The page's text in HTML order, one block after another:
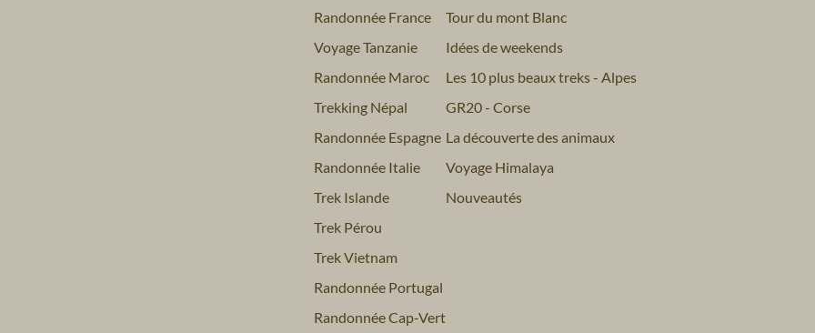
Randonnée France
Voyage Tanzanie
Randonnée Maroc
Trekking Népal
Randonnée Espagne
Randonnée Italie
Trek Islande
Trek Pérou
Trek Vietnam
Randonnée Portugal
Randonnée Cap-Vert
Tour du mont Blanc
Idées de weekends
Les 10 plus beaux treks - Alpes
GR20 - Corse
La découverte des animaux
Voyage Himalaya
Nouveautés